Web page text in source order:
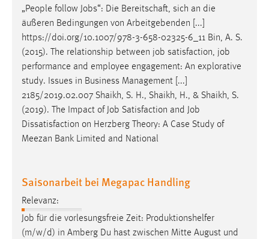
„People follow Jobs“: Die Bereitschaft, sich an die
äußeren Bedingungen von Arbeitgebenden [...]
https://doi.org/10.1007/978-3-658-02325-6_11 Bin, A. S.
(2015). The relationship between job satisfaction, job
performance and employee engagement: An explorative
study. Issues in Business Management [...]
2185/2019.02.007 Shaikh, S. H., Shaikh, H., & Shaikh, S.
(2019). The Impact of Job Satisfaction and Job
Dissatisfaction on Herzberg Theory: A Case Study of
Meezan Bank Limited and National
Saisonarbeit bei Megapac Handling
Relevanz:
Job für die vorlesungsfreie Zeit: Produktionshelfer
(m/w/d) in Amberg Du hast zwischen Mitte August und